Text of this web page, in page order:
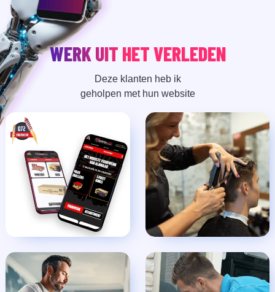
WERK UIT HET VERLEDEN
Deze klanten heb ik
geholpen met hun website